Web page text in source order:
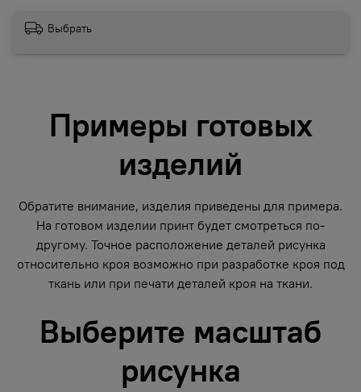
Выбрать
Примеры готовых
изделий
Обратите внимание, изделия приведены для примера.
На готовом изделии принт будет смотреться по-
другому. Точное расположение деталей рисунка
относительно кроя возможно при разработке кроя под
ткань или при печати деталей кроя на ткани.
Выберите масштаб
рисунка